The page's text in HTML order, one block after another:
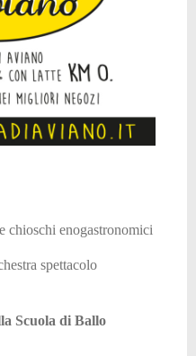
chioschi enogastronomici
spettacolo
Scuola di Ballo